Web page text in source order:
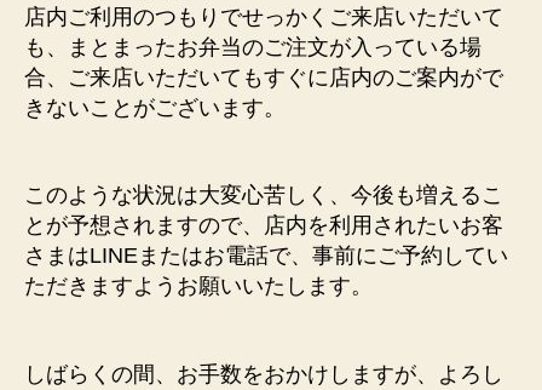
店内ご利用のつもりでせっかくご来店いただいて
も、まとまったお弁当のご注文が入っている場
合、ご来店いただいてもすぐに店内のご案内がで
きないことがございます。
このような状況は大変心苦しく、今後も増えるこ
とが予想されますので、店内を利用されたいお客
さまはLINEまたはお電話で、事前にご予約してい
ただきますようお願いいたします。
しばらくの間、お手数をおかけしますが、よろし